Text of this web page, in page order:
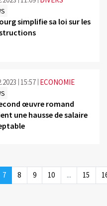
simplifie sa loi sur les
15:57 ECONOMIE
œuvre romand
une hausse de salaire
7 8 9 10 ... 15